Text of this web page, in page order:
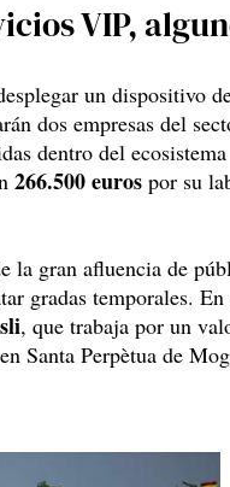
VIP,
un dispositivo
dos empresas del
dentro del ecosistema
266.500 euros por su
la gran afluencia de
gradas temporales. En
, que trabaja por un
Santa Perpètua de